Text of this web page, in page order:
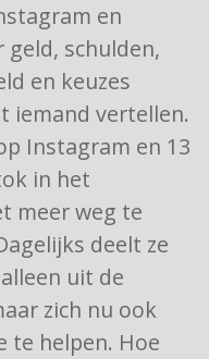
en
schulden,
en keuzes
iemand vertellen.
Instagram en 13
in het
meer weg te
deelt ze
uit de
zich nu ook
te helpen. Hoe